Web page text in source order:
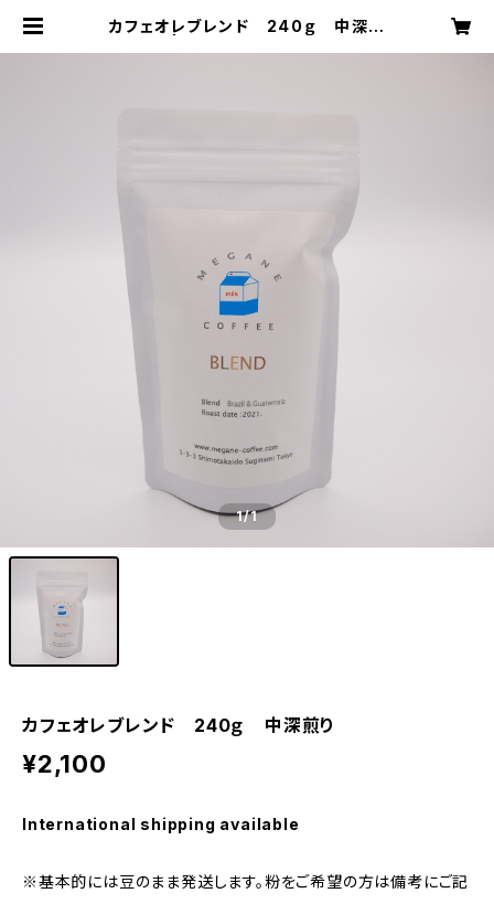
カフェオレブレンド 240ｇ 中深煎
1/1
カフェオレブレンド 240ｇ 中深煎り
¥2,100
International shipping available
※基本的には豆のまま発送します。粉をご希望の方は備考にご記